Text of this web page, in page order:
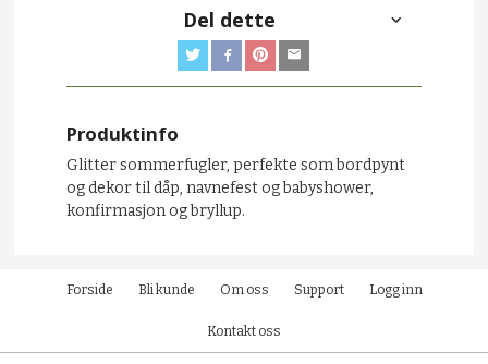
Del dette
Produktinfo
Glitter sommerfugler, perfekte som bordpynt
og dekor til dåp, navnefest og babyshower,
konfirmasjon og bryllup.
Forside Bli kunde Om oss Support Logg inn
Kontakt oss